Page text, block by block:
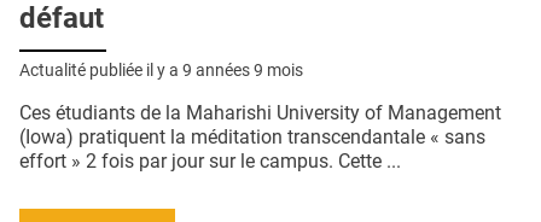
défaut
Actualité publiée il y a 9 années 9 mois
Ces étudiants de la Maharishi University of Management
(Iowa) pratiquent la méditation transcendantale « sans
effort » 2 fois par jour sur le campus. Cette ...